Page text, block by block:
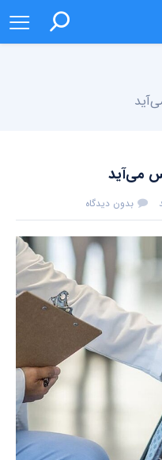
می‌آید
بدون دیدگاه